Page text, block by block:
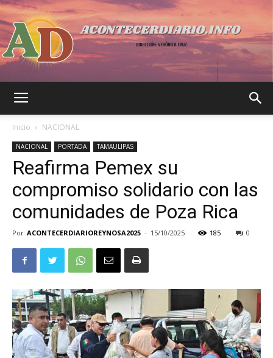
Diario
Inicio NACIONAL
NACIONAL PORTADA TAMAULIPAS
Reafirma Pemex su
compromiso solidario con las
comunidades de Poza Rica
Por ACONTECERDIARIOREYNOSA2025 - 15/10/2025 185 0